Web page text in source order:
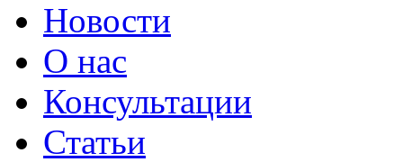
Новости
O нас
Консультации
Статьи